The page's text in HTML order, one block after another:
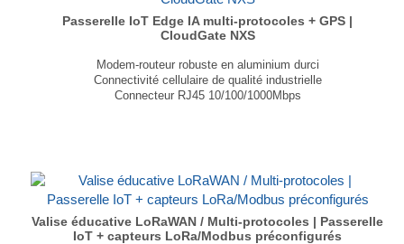
Passerelle IoT Edge IA multi-protocoles + GPS |
CloudGate NXS
Modem-routeur robuste en aluminium durci
Connectivité cellulaire de qualité industrielle
Connecteur RJ45 10/100/1000Mbps
...
Valise éducative LoRaWAN / Multi-protocoles | Passerelle
IoT + capteurs LoRa/Modbus préconfigurés